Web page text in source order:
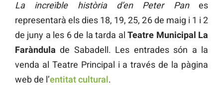
La increïble història d’en Peter Pan es
representarà els dies 18, 19, 25, 26 de maig i 1 i 2
de juny a les 6 de la tarda alTeatre Municipal La
Faràndula de Sabadell. Les entrades són a la
venda al Teatre Principal i a través de la pàgina
web de l’entitat cultural.